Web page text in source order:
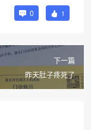
0 1
下一篇
昨天肚子疼死了